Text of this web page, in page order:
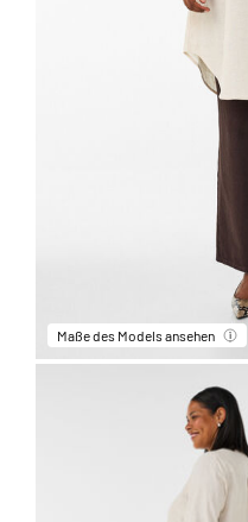
Maße des Models ansehen